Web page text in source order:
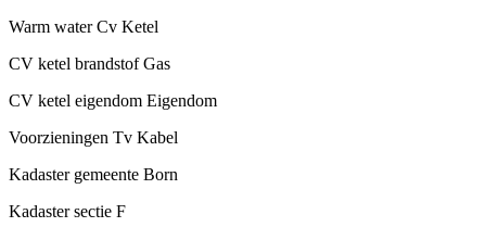
Warm water Cv Ketel
CV ketel brandstof Gas
CV ketel eigendom Eigendom
Voorzieningen Tv Kabel
Kadaster gemeente Born
Kadaster sectie F